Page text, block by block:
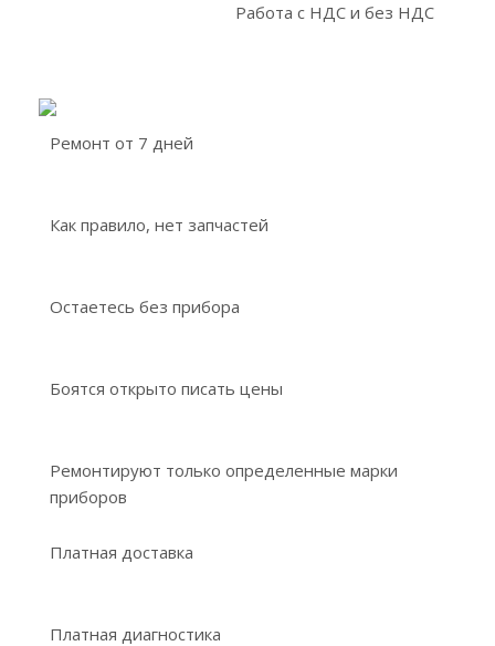
Работа с НДС и без НДС
Ремонт от 7 дней
Как правило, нет запчастей
Остаетесь без прибора
Боятся открыто писать цены
Ремонтируют только определенные марки
приборов
Платная доставка
Платная диагностика